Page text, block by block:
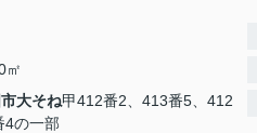
㎡
大そね甲412番2、413番5、412
4の一部